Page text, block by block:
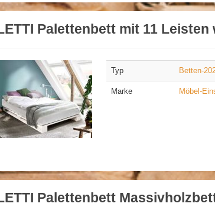
Palettenbett mit 11 Leisten
Typ Betten-
Marke Möbel-
Palettenbett